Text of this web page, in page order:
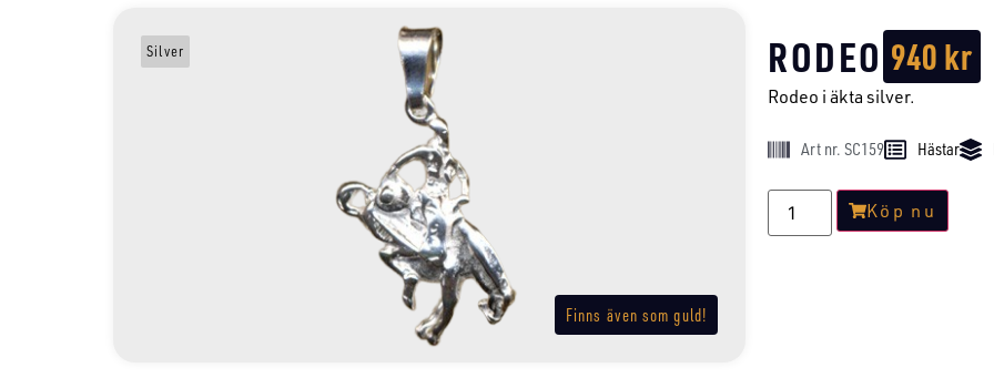
Finns även som guld!
Silver RODEO 940kr
Rodeo i äkta silver.
Art nr. SC159 Hästar
Köp nu